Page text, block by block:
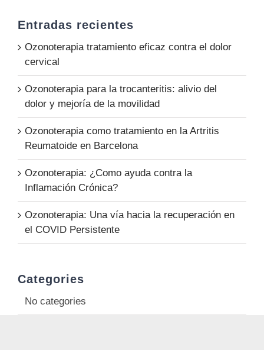
Entradas recientes
Ozonoterapia tratamiento eficaz contra el dolor
cervical
Ozonoterapia para la trocanteritis: alivio del
dolor y mejoría de la movilidad
Ozonoterapia como tratamiento en la Artritis
Reumatoide en Barcelona
Ozonoterapia: ¿Como ayuda contra la
Inflamación Crónica?
Ozonoterapia: Una vía hacia la recuperación en
el COVID Persistente
Categories
No categories